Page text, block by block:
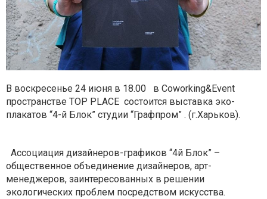
В воскресенье 24 июня в 18.00 в Coworking&Event
пространстве TOP PLACE состоится выставка эко-
плакатов “4-й Блок” студии “Графпром” . (г.Харьков).
Ассоциация дизайнеров-графиков “4й Блок” –
общественное объединение дизайнеров, арт-
менеджеров, заинтересованных в решении
экологических проблем посредством искусства.